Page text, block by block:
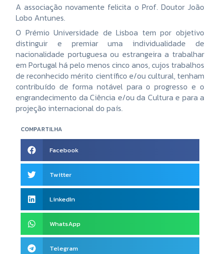
COMPARTILHA
Facebook
Twitter
LinkedIn
WhatsApp
Telegram
A associação novamente felicita o Prof. Doutor João
Lobo Antunes.
O Prémio Universidade de Lisboa tem por objetivo
distinguir e premiar uma individualidade de
nacionalidade portuguesa ou estrangeira a trabalhar
em Portugal há pelo menos cinco anos, cujos trabalhos
de reconhecido mérito científico e/ou cultural, tenham
contribuído de forma notável para o progresso e o
engrandecimento da Ciência e/ou da Cultura e para a
projeção internacional do país.